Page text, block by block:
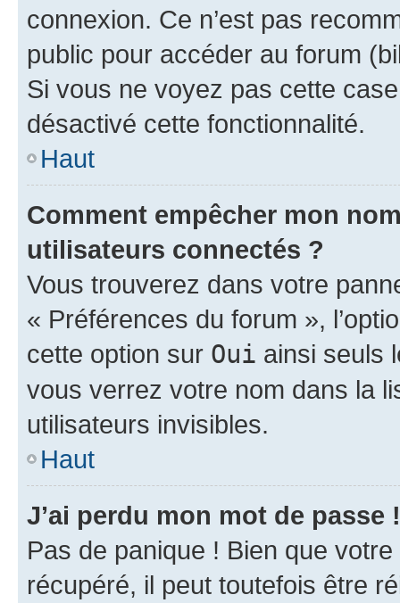
connexion. Ce n’est pas
public pour accéder au forum
Si vous ne voyez pas cette
désactivé cette fonctionnalité.
Haut
Comment empêcher mon
utilisateurs connectés ?
Vous trouverez dans votre
« Préférences du forum »,
cette option sur Oui ainsi seuls
vous verrez votre nom dans la
utilisateurs invisibles.
Haut
J’ai perdu mon mot de passe !
Pas de panique ! Bien que
récupéré, il peut toutefois être